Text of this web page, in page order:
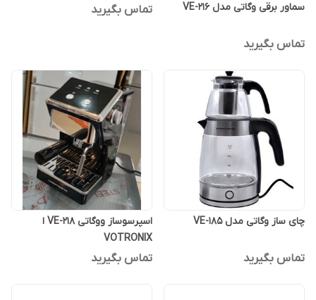
سماور برقی وگاتی مدل VE-216
تماس بگیرید
تماس بگیرید
چای ساز وگاتی مدل VE-185
تماس بگیرید
اسپرسوساز ووگاتی VE-218 ا
VOTRONIX
تماس بگیرید